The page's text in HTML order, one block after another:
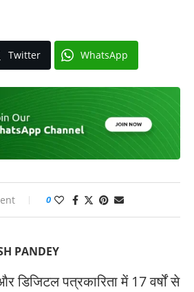
Twitter WhatsApp
0
PANDEY
डिजिटल पत्रकारिता में 17 वर्षों से